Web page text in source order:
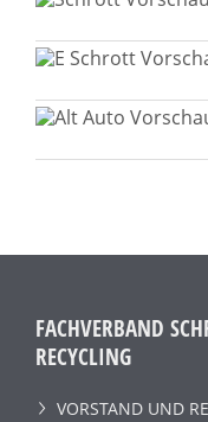
FACHVERBAND
RECYCLING
VORSTAND UND